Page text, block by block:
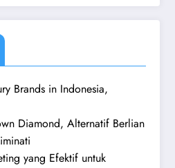
Brands in Indonesia,
Diamond, Alternatif Berlian
yang Efektif untuk